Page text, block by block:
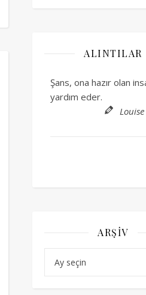
ALINTILAR
Şans, ona hazır olan
yardım eder.
ARŞIV